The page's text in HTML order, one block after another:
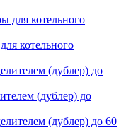
котельного
(дублер) до